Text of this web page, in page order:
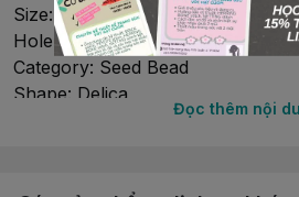
Size: 11/0 (1.6mmx1.3mm)
Hole size: 0.8 mm
Category: Seed Bead
Shape: Delica
Đọc thêm nội